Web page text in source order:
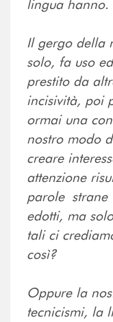
lingua hanno.
Il gergo della
solo, fa uso
prestito da
incisività, poi
ormai una
nostro modo
creare
attenzione
parole strane
edotti, ma
tali ci
così?
Oppure la
tecnicismi, la